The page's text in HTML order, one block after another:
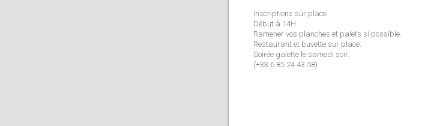
Inscriptions sur place
Début à 14H
Ramener vos planches et palets si possible.
Restaurant et buvette sur place.
Soirée galette le samedi soir.
(+33 6 85 24 43 58)
2. Feb. 2024|Vereinigte Staaten
3. Feb. 2024|Finnland